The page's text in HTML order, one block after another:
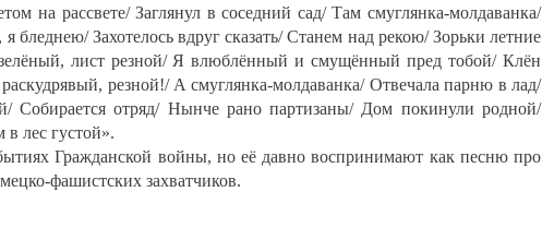
на рассвете/ Заглянул в соседний сад/ Там смуглянка-молдаванка/
бледнею/ Захотелось вдруг сказать/ Станем над рекою/ Зорьки летние
зелёный, лист резной/ Я влюблённый и смущённый пред тобой/ Клён
резной!/ А смуглянка-молдаванка/ Отвечала парню в лад/
Собирается отряд/ Нынче рано партизаны/ Дом покинули родной/
в лес густой».
Гражданской войны, но её давно воспринимают как песню про
фашистских захватчиков.